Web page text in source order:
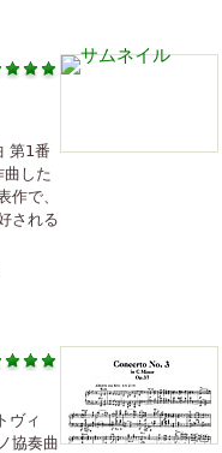
第1番
曲した
作で、
される
ヴィ
協奏曲